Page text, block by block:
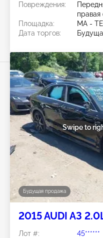
Повреждения:
правая
Площадка:
MA -
Дата торгов:
Будущая продажа
Swipe to
2015 AUDI A3
Лот #:
45******